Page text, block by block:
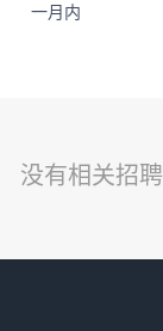
一月内
没有相关招聘